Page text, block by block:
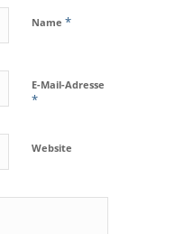
Name *
E-Mail-Adresse
*
Website